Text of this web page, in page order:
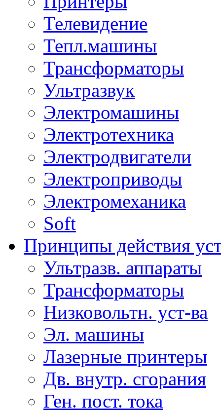
Телевидение
Тепл.машины
Трансформаторы
Ультразвук
Электромашины
Электротехника
Электродвигатели
Электроприводы
Электромеханика
Soft
Принципы действия
Ультразв. аппараты
Трансформаторы
Низковольтн. уст-ва
Эл. машины
Лазерные принтеры
Дв. внутр. сгорания
Ген. пост. тока